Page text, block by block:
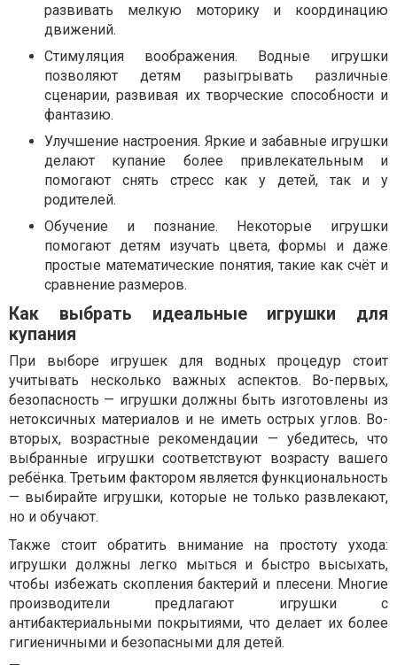
развивать мелкую моторику и координацию
движений.
Стимуляция воображения. Водные игрушки
позволяют детям разыгрывать различные
сценарии, развивая их творческие способности и
фантазию.
Улучшение настроения. Яркие и забавные игрушки
делают купание более привлекательным и
помогают снять стресс как у детей, так и у
родителей.
Обучение и познание. Некоторые игрушки
помогают детям изучать цвета, формы и даже
простые математические понятия, такие как счёт и
сравнение размеров.
Как выбрать идеальные игрушки для
купания
При выборе игрушек для водных процедур стоит
учитывать несколько важных аспектов. Во-первых,
безопасность — игрушки должны быть изготовлены из
нетоксичных материалов и не иметь острых углов. Во-
вторых, возрастные рекомендации — убедитесь, что
выбранные игрушки соответствуют возрасту вашего
ребёнка. Третьим фактором является функциональность
— выбирайте игрушки, которые не только развлекают,
но и обучают.
Также стоит обратить внимание на простоту ухода:
игрушки должны легко мыться и быстро высыхать,
чтобы избежать скопления бактерий и плесени. Многие
производители предлагают игрушки с
антибактериальными покрытиями, что делает их более
гигиеничными и безопасными для детей.